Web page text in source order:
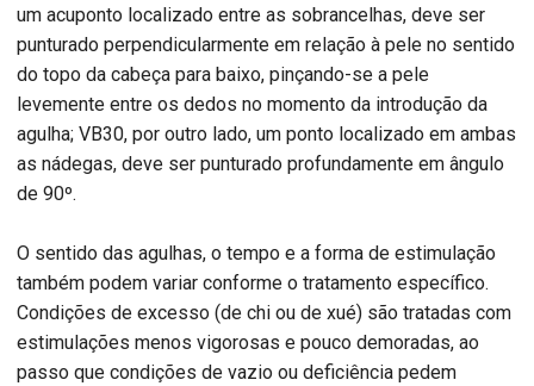
um acuponto localizado entre as sobrancelhas, deve ser
punturado perpendicularmente em relação à pele no sentido
do topo da cabeça para baixo, pinçando-se a pele
levemente entre os dedos no momento da introdução da
agulha; VB30, por outro lado, um ponto localizado em ambas
as nádegas, deve ser punturado profundamente em ângulo
de 90º.
O sentido das agulhas, o tempo e a forma de estimulação
também podem variar conforme o tratamento específico.
Condições de excesso (de chi ou de xué) são tratadas com
estimulações menos vigorosas e pouco demoradas, ao
passo que condições de vazio ou deficiência pedem